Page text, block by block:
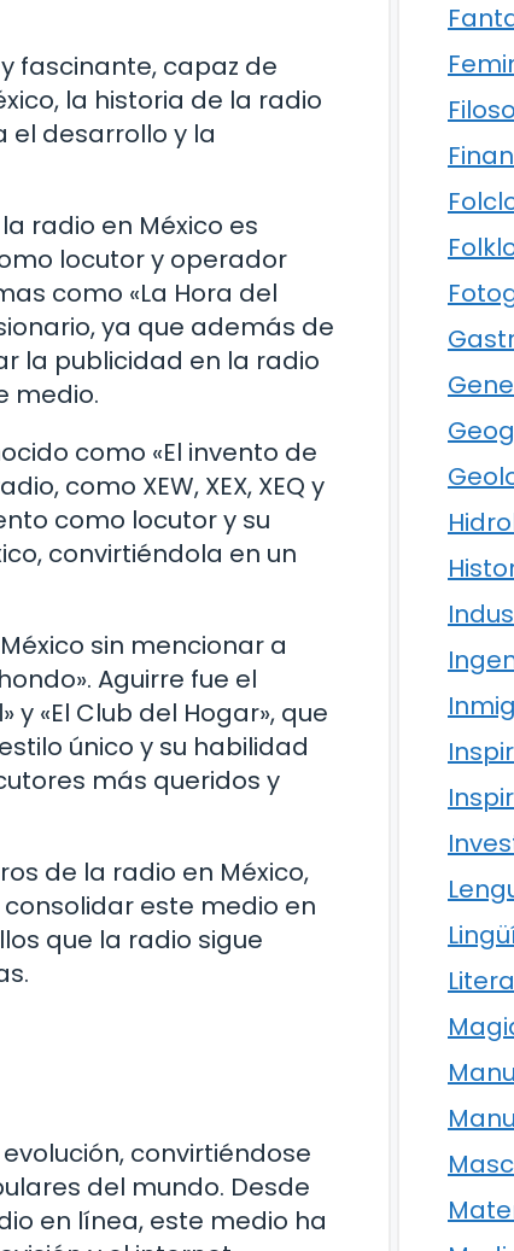
fascinante, capaz de
la historia de la radio
el desarrollo y la
radio en México es
locutor y operador
como «La Hora del
ya que además de
la publicidad en la radio
medio.
como «El invento de
como XEW, XEX, XEQ y
como locutor y su
convirtiéndola en un
sin mencionar a
Aguirre fue el
«El Club del Hogar», que
único y su habilidad
más queridos y
de la radio en México,
este medio en
que la radio sigue
convirtiéndose
del mundo. Desde
en línea, este medio ha